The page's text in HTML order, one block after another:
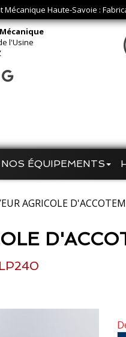
Mécanique Haute-Savoie :
l'Usine
NOS ÉQUIPEMENTS
AGRICOLE